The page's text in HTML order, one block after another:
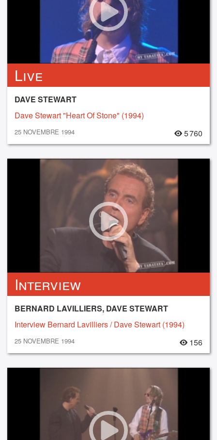
Live
DAVE STEWART
Dave Stewart "Heart Of Stone" (1994)
25 NOVEMBRE 1994 5 760
Interview
BERNARD LAVILLIERS, DAVE STEWART
Interview Bernard Lavilliers / Dave Stewart (1994)
25 NOVEMBRE 1994 156